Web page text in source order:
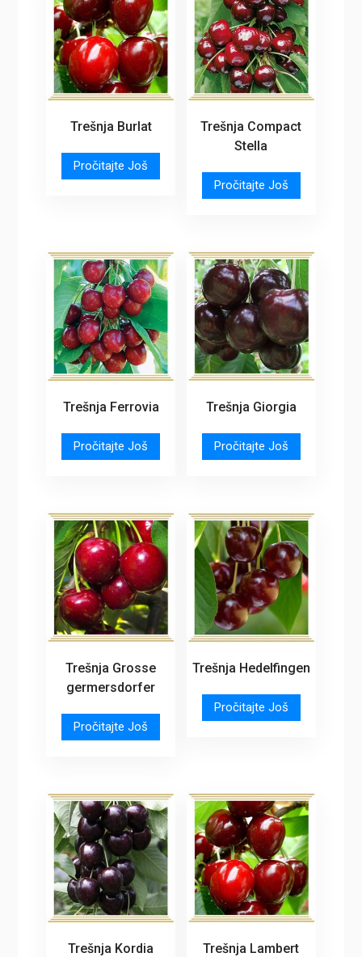
Trešnja Burlat
Pročitajte Još
Trešnja Compact
Stella
Pročitajte Još
Trešnja Ferrovia
Pročitajte Još
Trešnja Giorgia
Pročitajte Još
Trešnja Grosse
germersdorfer
Pročitajte Još
Trešnja Hedelfingen
Pročitajte Još
Trešnja Kordia Trešnja Lambert